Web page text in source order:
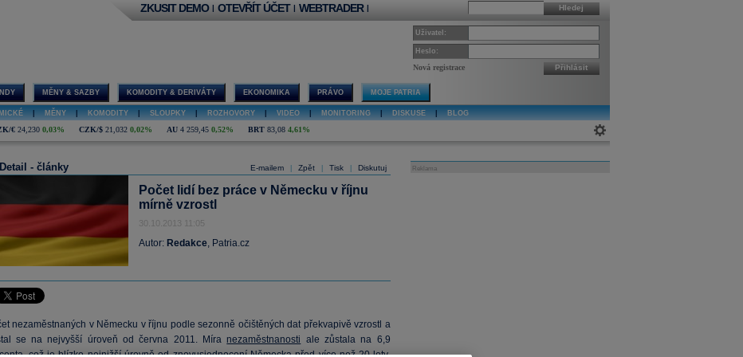
Hledej
ZKUSIT DEMO | OTEVŘÍT ÚČET | WEBTRADER |
Uživatel:
Heslo:
Nová registrace Přihlásit
MĚNY & SAZBY KOMODITY & DERIVÁTY EKONOMIKA PRÁVO MOJE PATRIA
MĚNY KOMODITY SLOUPKY ROZHOVORY VIDEO MONITORING DISKUSE BLOG
€ 24,230 0,03% CZK/$ 21,032 0,02% AU 4 259,45 0,52% BRT 83,08 4,61%
E-mailem Zpět Tisk Diskutuj
Detail - články
Počet lidí bez práce v Německu v říjnu
mírně vzrostl
30.10.2013 11:05
Autor: Redakce, Patria.cz
nezaměstnaných v Německu v říjnu podle sezonně očištěných dat překvapivě vzrostl a
se na nejvyšší úroveň od června 2011. Míranezaměstnanosti ale zůstala na 6,9
což je blízko nejnižší úrovně od znovusjednocení Německa před více než 20 lety.
Reklama